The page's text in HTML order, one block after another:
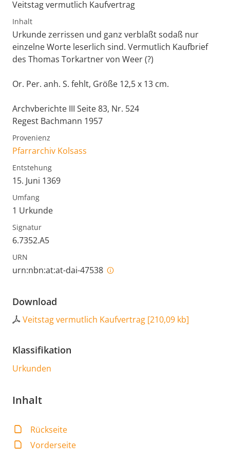
Veitstag vermutlich Kaufvertrag
Inhalt
Urkunde zerrissen und ganz verblaßt sodaß nur
einzelne Worte leserlich sind. Vermutlich Kaufbrief
des Thomas Torkartner von Weer (?)
Or. Per. anh. S. fehlt, Größe 12,5 x 13 cm.
Archvberichte III Seite 83, Nr. 524
Regest Bachmann 1957
Provenienz
Pfarrarchiv Kolsass
Entstehung
15. Juni 1369
Umfang
1 Urkunde
Signatur
6.7352.A5
URN
urn:nbn:at:at-dai-47538
Download
Veitstag vermutlich Kaufvertrag [210,09 kb]
Klassifikation
Urkunden
Inhalt
Rückseite
Vorderseite